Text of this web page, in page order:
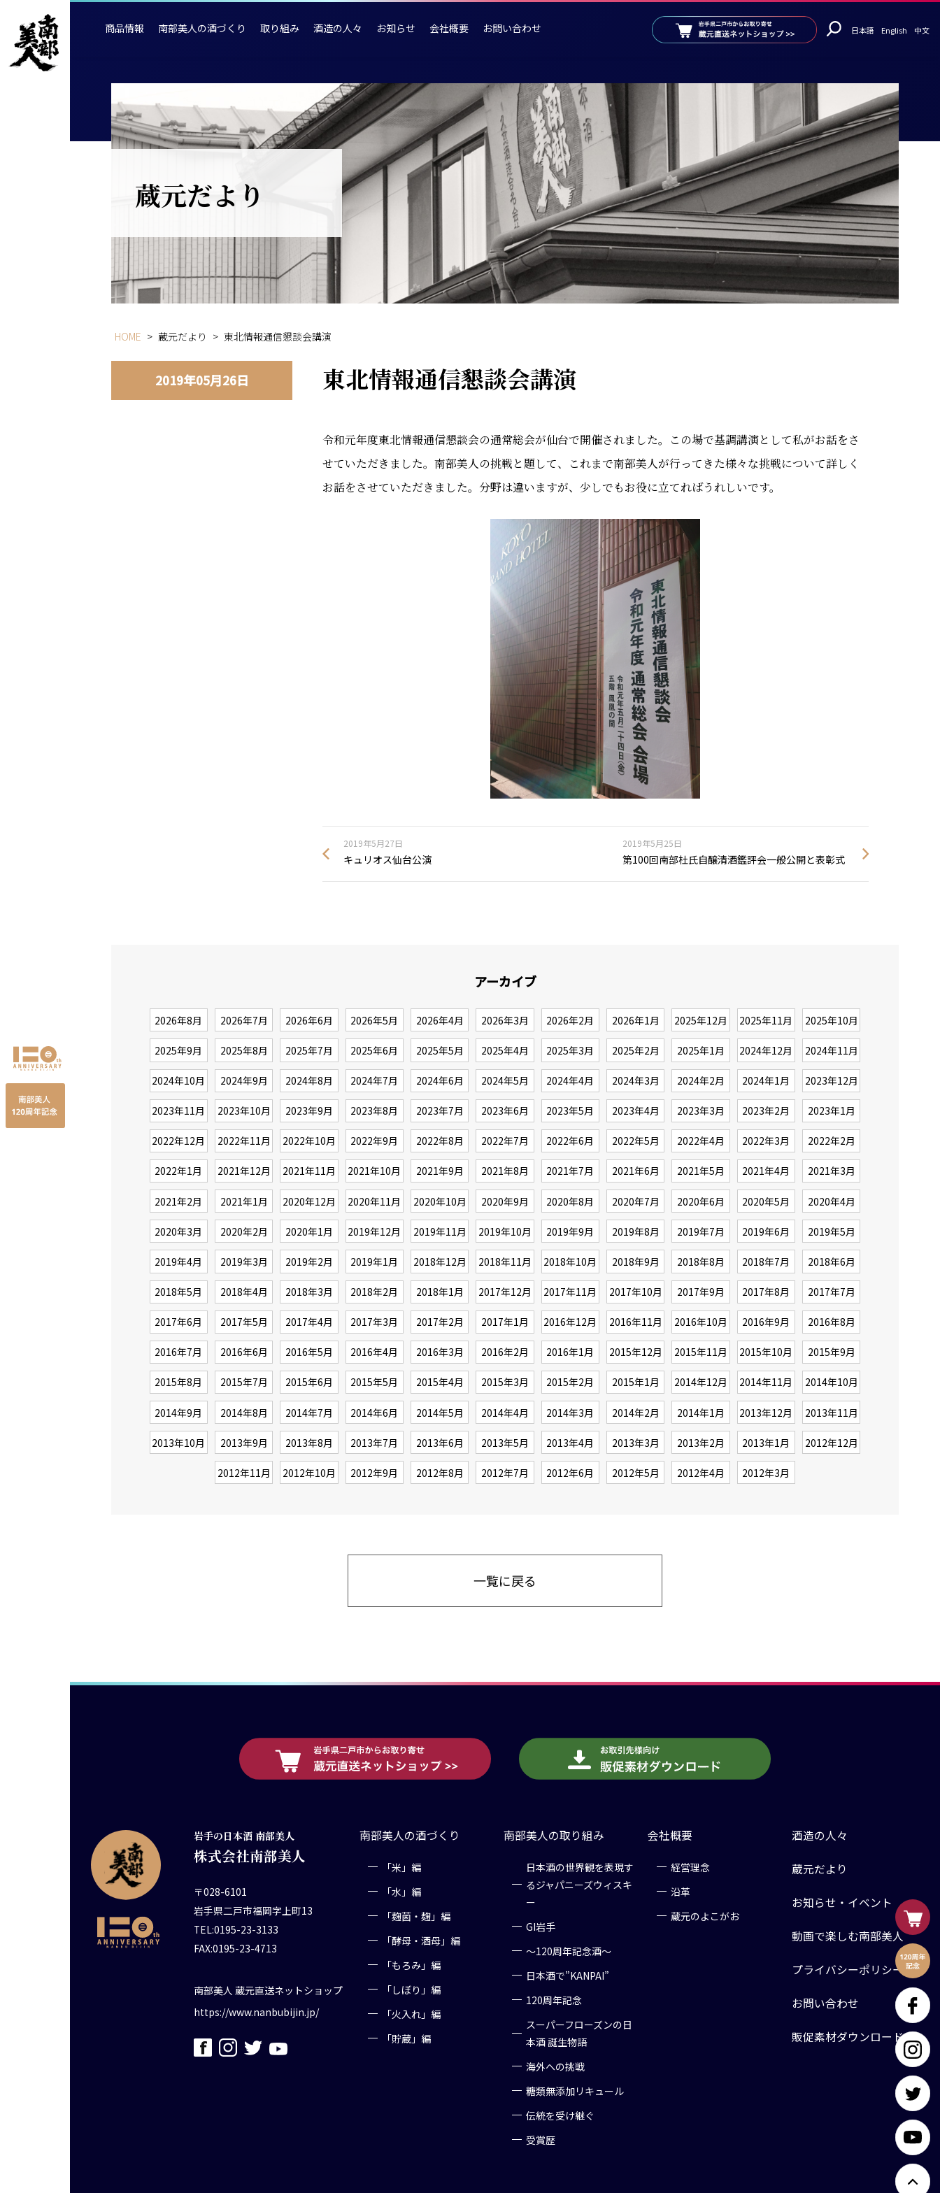
商品情報 南部美人の酒づくり 取り組み 酒造の人々 お知らせ 会社概要 お問い合わせ 日本語 English 中文
蔵元だより
HOME > 蔵元だより > 東北情報通信懇談会講演
2019年05月26日 東北情報通信懇談会講演
令和元年度東北情報通信懇談会の通常総会が仙台で開催されました。この場で基調講演として私がお話をさ
せていただきました。南部美人の挑戦と題して、これまで南部美人が行ってきた様々な挑戦について詳しく
お話をさせていただきました。分野は違いますが、少しでもお役に立てればうれしいです。
2019年5月27日
キュリオス仙台公演
2019年5月25日
第100回南部杜氏自醸清酒鑑評会一般公開と表彰式
アーカイブ
2026年8月 2026年7月 2026年6月 2026年5月 2026年4月 2026年3月 2026年2月 2026年1月 2025年12月 2025年11月 2025年10月
2025年9月 2025年8月 2025年7月 2025年6月 2025年5月 2025年4月 2025年3月 2025年2月 2025年1月 2024年12月 2024年11月
2024年10月 2024年9月 2024年8月 2024年7月 2024年6月 2024年5月 2024年4月 2024年3月 2024年2月 2024年1月 2023年12月
2023年11月 2023年10月 2023年9月 2023年8月 2023年7月 2023年6月 2023年5月 2023年4月 2023年3月 2023年2月 2023年1月
2022年12月 2022年11月 2022年10月 2022年9月 2022年8月 2022年7月 2022年6月 2022年5月 2022年4月 2022年3月 2022年2月
2022年1月 2021年12月 2021年11月 2021年10月 2021年9月 2021年8月 2021年7月 2021年6月 2021年5月 2021年4月 2021年3月
2021年2月 2021年1月 2020年12月 2020年11月 2020年10月 2020年9月 2020年8月 2020年7月 2020年6月 2020年5月 2020年4月
2020年3月 2020年2月 2020年1月 2019年12月 2019年11月 2019年10月 2019年9月 2019年8月 2019年7月 2019年6月 2019年5月
2019年4月 2019年3月 2019年2月 2019年1月 2018年12月 2018年11月 2018年10月 2018年9月 2018年8月 2018年7月 2018年6月
2018年5月 2018年4月 2018年3月 2018年2月 2018年1月 2017年12月 2017年11月 2017年10月 2017年9月 2017年8月 2017年7月
2017年6月 2017年5月 2017年4月 2017年3月 2017年2月 2017年1月 2016年12月 2016年11月 2016年10月 2016年9月 2016年8月
2016年7月 2016年6月 2016年5月 2016年4月 2016年3月 2016年2月 2016年1月 2015年12月 2015年11月 2015年10月 2015年9月
2015年8月 2015年7月 2015年6月 2015年5月 2015年4月 2015年3月 2015年2月 2015年1月 2014年12月 2014年11月 2014年10月
2014年9月 2014年8月 2014年7月 2014年6月 2014年5月 2014年4月 2014年3月 2014年2月 2014年1月 2013年12月 2013年11月
2013年10月 2013年9月 2013年8月 2013年7月 2013年6月 2013年5月 2013年4月 2013年3月 2013年2月 2013年1月 2012年12月
2012年11月 2012年10月 2012年9月 2012年8月 2012年7月 2012年6月 2012年5月 2012年4月 2012年3月
一覧に戻る
岩手の日本酒 南部美人
株式会社南部美人
〒028-6101
岩手県二戸市福岡字上町13
TEL:0195-23-3133
FAX:0195-23-4713
南部美人 蔵元直送ネットショップ
https://www.nanbubijin.jp/
南部美人の酒づくり
「米」編
「水」編
「麹菌・麹」編
「酵母・酒母」編
「もろみ」編
「しぼり」編
「火入れ」編
「貯蔵」編
南部美人の取り組み
日本酒の世界観を表現す
るジャパニーズウィスキ
ー
GI岩手
～120周年記念酒～
日本酒で”KANPAI”
120周年記念
スーパーフローズンの日
本酒 誕生物語
海外への挑戦
糖類無添加リキュール
伝統を受け継ぐ
受賞歴
会社概要
経営理念
沿革
蔵元のよこがお
酒造の人々
蔵元だより
お知らせ・イベント
動画で楽しむ南部美人
プライバシーポリシー
お問い合わせ
販促素材ダウンロード